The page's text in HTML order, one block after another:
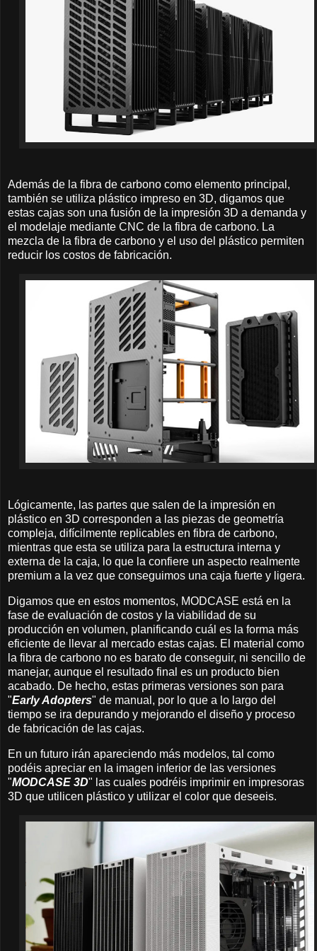
Además de la fibra de carbono como elemento principal,
también se utiliza plástico impreso en 3D, digamos que
estas cajas son una fusión de la impresión 3D a demanda y
el modelaje mediante CNC de la fibra de carbono. La
mezcla de la fibra de carbono y el uso del plástico permiten
reducir los costos de fabricación.
Lógicamente, las partes que salen de la impresión en
plástico en 3D corresponden a las piezas de geometría
compleja, difícilmente replicables en fibra de carbono,
mientras que esta se utiliza para la estructura interna y
externa de la caja, lo que la confiere un aspecto realmente
premium a la vez que conseguimos una caja fuerte y ligera.
Digamos que en estos momentos, MODCASE está en la
fase de evaluación de costos y la viabilidad de su
producción en volumen, planificando cuál es la forma más
eficiente de llevar al mercado estas cajas. El material como
la fibra de carbono no es barato de conseguir, ni sencillo de
manejar, aunque el resultado final es un producto bien
acabado. De hecho, estas primeras versiones son para
"Early Adopters" de manual, por lo que a lo largo del
tiempo se ira depurando y mejorando el diseño y proceso
de fabricación de las cajas.
En un futuro irán apareciendo más modelos, tal como
podéis apreciar en la imagen inferior de las versiones
"MODCASE 3D" las cuales podréis imprimir en impresoras
3D que utilicen plástico y utilizar el color que deseeis.